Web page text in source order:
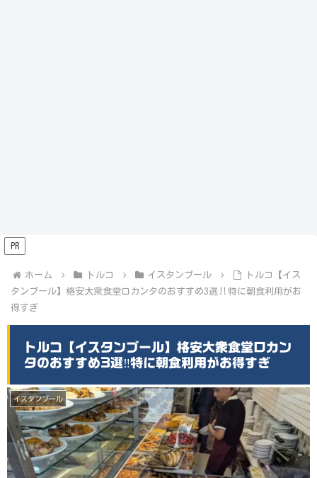
PR
ホーム トルコ イスタンブール
トルコ【イス
タンブール】格安大衆食堂ロカンタのおすすめ3選‼️特に朝食利用がお
得すぎ
トルコ【イスタンブール】格安大衆食堂ロカン
タのおすすめ3選‼️特に朝食利用がお得すぎ
イスタンブール